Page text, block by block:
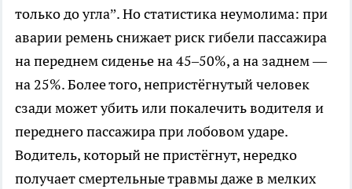
только до угла”. Но статистика неумолима: при
аварии ремень снижает риск гибели пассажира
на переднем сиденье на 45–50%, а на заднем —
на 25%. Более того, непристёгнутый человек
сзади может убить или покалечить водителя и
переднего пассажира при лобовом ударе.
Водитель, который не пристёгнут, нередко
получает смертельные травмы даже в мелких